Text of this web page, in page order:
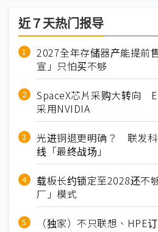
近７天热门报导
2027全年存储器产能提
宣」只怕买不够
SpaceX芯片采购大转向
采用NVIDIA
光进铜退更明确？ 联发
线「最终战场」
载板长约锁定至2028还
厂」模式
（独家）不只联想、